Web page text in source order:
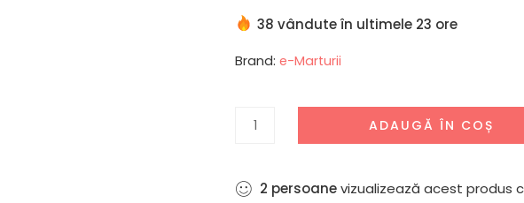
38 vândute în ultimele 23 ore
Brand: e-Marturii
ADAUGĂ ÎN COȘ
2 persoanevizualizează acest produs